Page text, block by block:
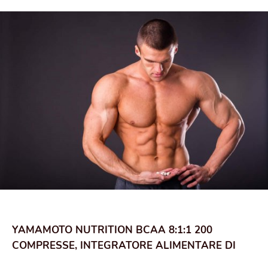
YAMAMOTO NUTRITION BCAA 8:1:1 200
COMPRESSE, INTEGRATORE ALIMENTARE DI